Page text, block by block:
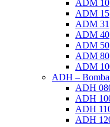
ADM 10
ADM 15
ADM 31
ADM 40
ADM 50
ADM 80
ADM
ADH –
ADH
ADH
ADH
ADH